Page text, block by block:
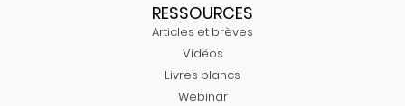
RESSOURCES
Articles et brèves
Vidéos
Livres blancs
Webinar